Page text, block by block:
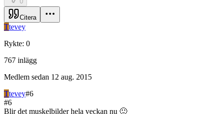
Citera
Ttevey
Rykte: 0
767 inlägg
Medlem sedan 12 aug. 2015
Ttevey#6
#6
Blir det muskelbilder hela veckan nu 🙂